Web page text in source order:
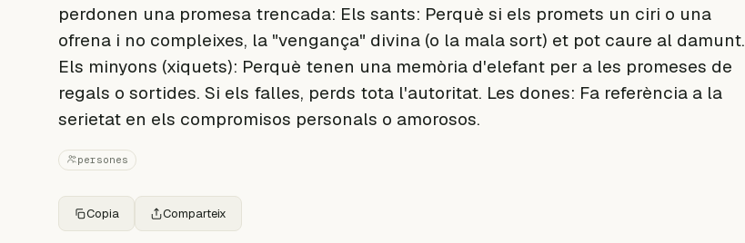
perdonen una promesa trencada: Els sants: Perquè si els promets un ciri o una
ofrena i no compleixes, la "vengança" divina (o la mala sort) et pot caure al damunt.
Els minyons (xiquets): Perquè tenen una memòria d'elefant per a les promeses de
regals o sortides. Si els falles, perds tota l'autoritat. Les dones: Fa referència a la
serietat en els compromisos personals o amorosos.
persones
Copia Comparteix